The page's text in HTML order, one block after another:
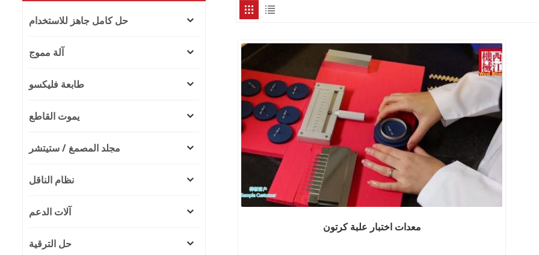
معدات اختبار علبة كرتون
حل كامل جاهز للاستخدام
آلة مموج
طابعة فليكسو
يموت القاطع
مجلد المصمغ / ستيتشر
نظام الناقل
آلات الدعم
حل الترقية